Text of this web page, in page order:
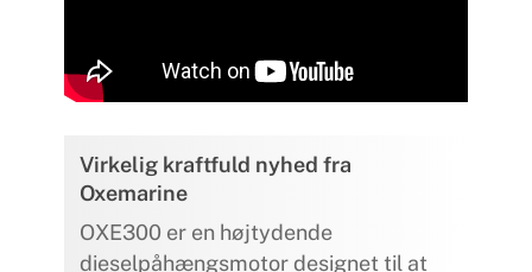
Virkelig kraftfuld nyhed fra
Oxemarine
OXE300 er en højtydende
dieselpåhængsmotor designet til at